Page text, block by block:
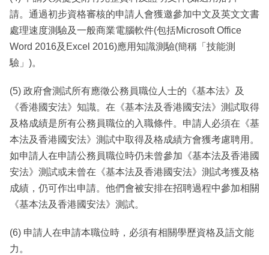
請。通過初步資格審核的申請人會獲邀參加中文及英文文書
處理速度測驗及一般商業電腦軟件(包括Microsoft Office
Word 2016及Excel 2016)應用知識測驗(簡稱「技能測
驗」)。
(5) 政府會測試所有應徵公務員職位人士的《基本法》及
《香港國安法》知識。在《基本法及香港國安法》測試取得
及格成績是所有公務員職位的入職條件。申請人必須在《基
本法及香港國安法》測試中取得及格成績方會獲考慮聘用。
如申請人在申請公務員職位時仍未曾參加《基本法及香港國
安法》測試或未曾在《基本法及香港國安法》測試考獲及格
成績，仍可作出申請。他們會被安排在招聘過程中參加相關
《基本法及香港國安法》測試。
(6) 申請人在申請本職位時，必須有相關學歷資格及語文能
力。